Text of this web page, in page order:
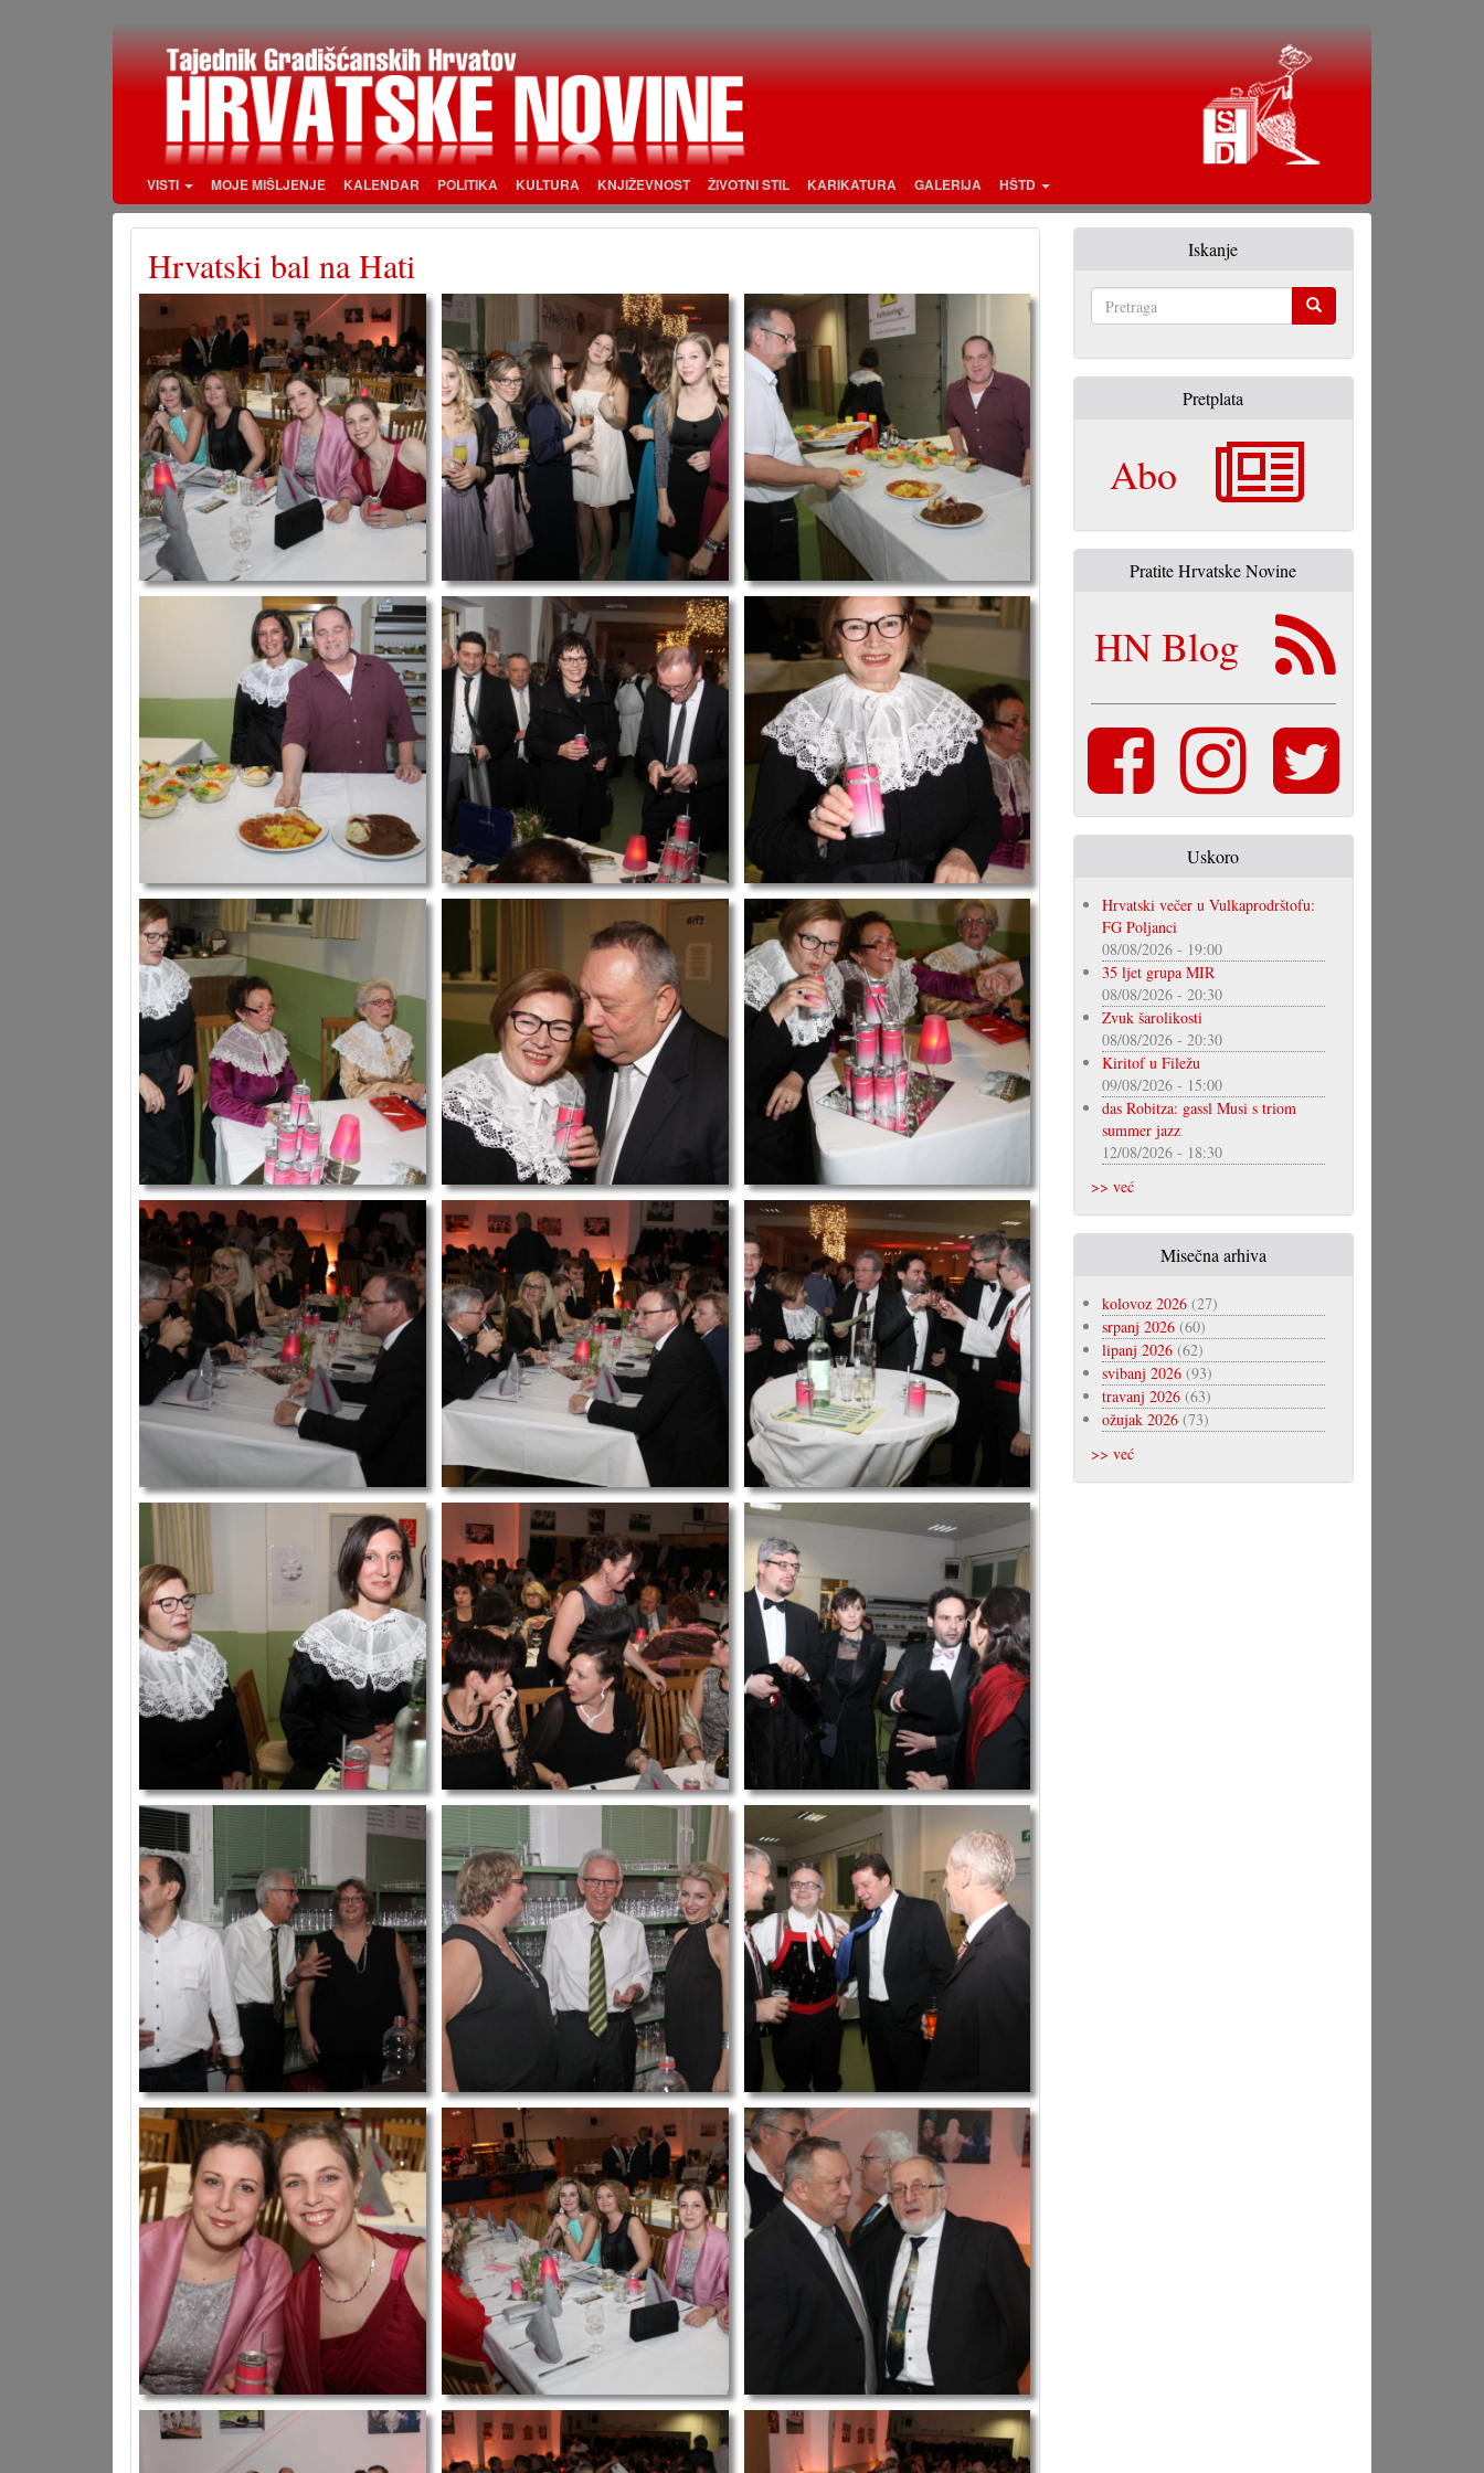
VISTI MOJE MIŠLJENJE KALENDAR POLITIKA KULTURA KNJIŽEVNOST ŽIVOTNI STIL KARIKATURA GALERIJA HŠTD
Hrvatski bal na Hati Iskanje
Pretplata
Abo
Pratite Hrvatske Novine
HN Blog
Uskoro
Hrvatski večer u Vulkaprodrštofu:
FG Poljanci
08/08/2026 - 19:00
35 ljet grupa MIR
08/08/2026 - 20:30
Zvuk šarolikosti
08/08/2026 - 20:30
Kiritof u Filežu
09/08/2026 - 15:00
das Robitza: gassl Musi s triom
summer jazz
12/08/2026 - 18:30
>> već
Misečna arhiva
kolovoz 2026(27)
srpanj 2026(60)
lipanj 2026(62)
svibanj 2026(93)
travanj 2026(63)
ožujak 2026(73)
>> već